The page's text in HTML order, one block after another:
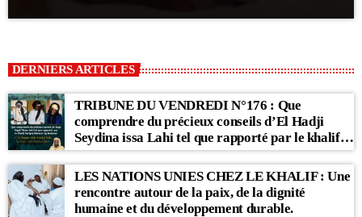
DERNIERS ARTICLES
TRIBUNE DU VENDREDI N°176 : Que
comprendre du précieux conseils d’El Hadji
Seydina issa Lahi tel que rapporté par le khalif
Babacar Sy Mansour : « Li Baax Matul Kër, Li
Bon Matul Kër »
LES NATIONS UNIES CHEZ LE KHALIF : Une
rencontre autour de la paix, de la dignité
humaine et du développement durable.